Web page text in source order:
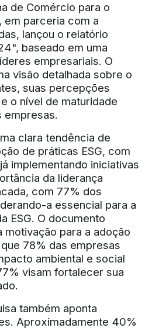
de Comércio para o
em parceria com a
lançou o relatório
baseado em uma
empresariais. O
visão detalhada sobre o
suas percepções
o nível de maturidade
empresas.
clara tendência de
de práticas ESG, com
implementando iniciativas
da liderança
com 77% dos
a essencial para a
ESG. O documento
motivação para a adoção
78% das empresas
ambiental e social
visam fortalecer sua
também aponta
Aproximadamente 40%